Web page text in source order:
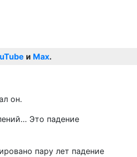
и Max.
он.
Это падение
пару лет падение